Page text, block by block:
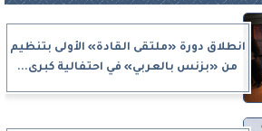
انطلاق دورة «ملتقى القادة» الأولى بتنظيم
من «بزنس بالعربي» في احتفالية كبرى...